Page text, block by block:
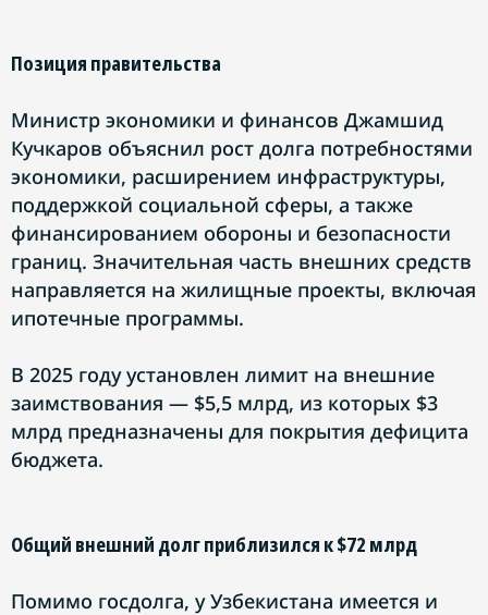
Позиция правительства
Министр экономики и финансов Джамшид
Кучкаров объяснил рост долга потребностями
экономики, расширением инфраструктуры,
поддержкой социальной сферы, а также
финансированием обороны и безопасности
границ. Значительная часть внешних средств
направляется на жилищные проекты, включая
ипотечные программы.
В 2025 году установлен лимит на внешние
заимствования — $5,5 млрд, из которых $3
млрд предназначены для покрытия дефицита
бюджета.
Общий внешний долг приблизился к $72 млрд
Помимо госдолга, у Узбекистана имеется и